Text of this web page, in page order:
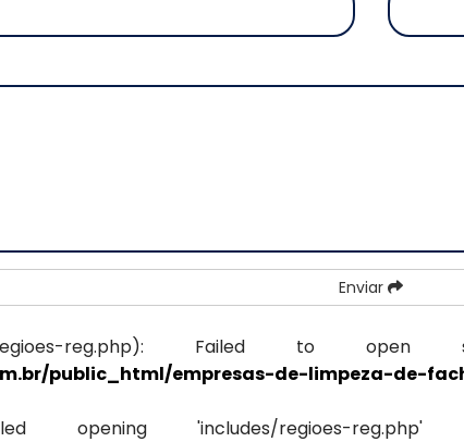
Enviar
regioes-reg.php): Failed to
public_html/empresas-de-limpeza-de-
opening 'includes/regioes-reg.php'